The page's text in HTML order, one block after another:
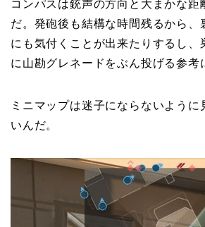
コンパスは銃声の方向と大まかな距
だ。発砲後も結構な時間残るから、
にも気付くことが出来たりするし、
に山勘グレネードをぶん投げる参考
ミニマップは迷子にならないように
いんだ。